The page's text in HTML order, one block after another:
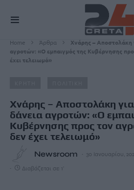
Home Άρθρα
Χνάρης – Αποστολάκη
αγροτών: «Ο εμπαιγμός της Κυβέρνησης
έχει τελειωμό»
Χνάρης – Αποστολάκη
δάνεια αγροτών: «Ο
Κυβέρνησης προς τον
δεν έχει τελειωμό»
Newsroom 30 Ιανουαρίου,
Διαβάζεται σε 1'